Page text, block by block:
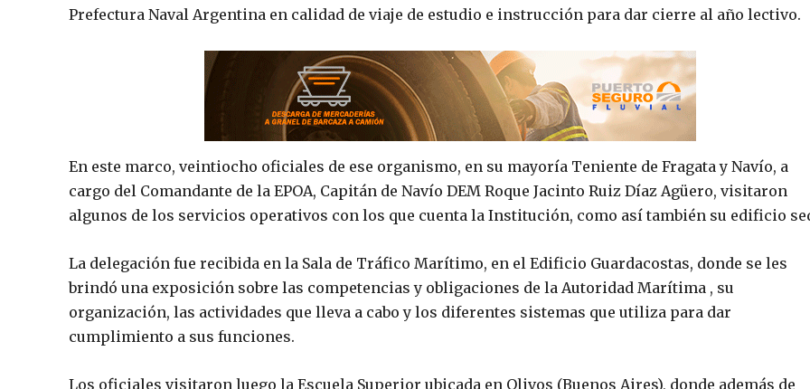
Prefectura Naval Argentina en calidad de viaje de estudio e instrucción para dar cierre al año lectivo.
En este marco, veintiocho oficiales de ese organismo, en su mayoría Teniente de Fragata y Navío, a
cargo del Comandante de la EPOA, Capitán de Navío DEM Roque Jacinto Ruiz Díaz Agüero, visitaron
algunos de los servicios operativos con los que cuenta la Institución, como así también su edificio
La delegación fue recibida en la Sala de Tráfico Marítimo, en el Edificio Guardacostas, donde se les
brindó una exposición sobre las competencias y obligaciones de la Autoridad Marítima , su
organización, las actividades que lleva a cabo y los diferentes sistemas que utiliza para dar
cumplimiento a sus funciones.
Los oficiales visitaron luego la Escuela Superior ubicada en Olivos (Buenos Aires), donde además de